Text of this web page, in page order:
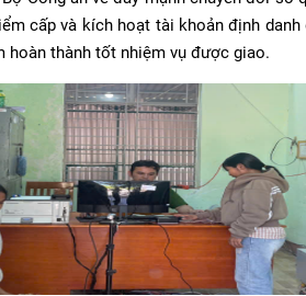
cấp và kích hoạt tài khoản định
hoàn thành tốt nhiệm vụ được giao.